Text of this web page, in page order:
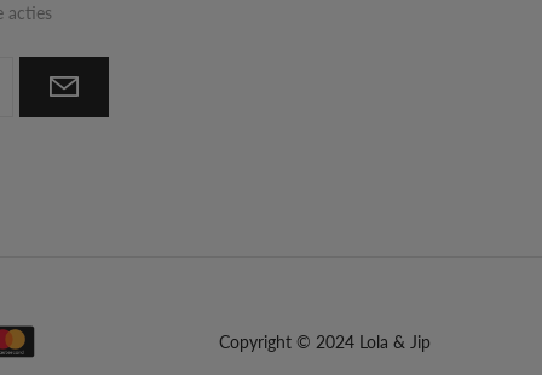
acties
Copyright © 2024 Lola & Jip